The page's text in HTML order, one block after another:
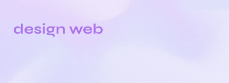
design web